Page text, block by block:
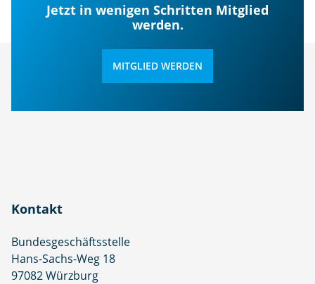
Jetzt in wenigen Schritten Mitglied
werden.
MITGLIED WERDEN
Kontakt
Bundesgeschäftsstelle
Hans-Sachs-Weg 18
97082 Würzburg